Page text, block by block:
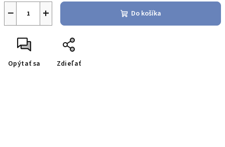
+
− Do košíka
Opýtať sa Zdieľať